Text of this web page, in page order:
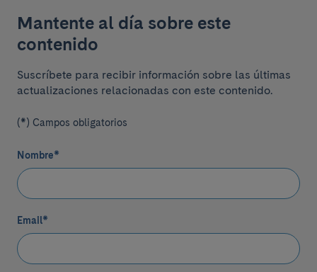
Mantente al día sobre este
contenido
Suscríbete para recibir información sobre las últimas
actualizaciones relacionadas con este contenido.
(*) Campos obligatorios
Nombre*
Email*